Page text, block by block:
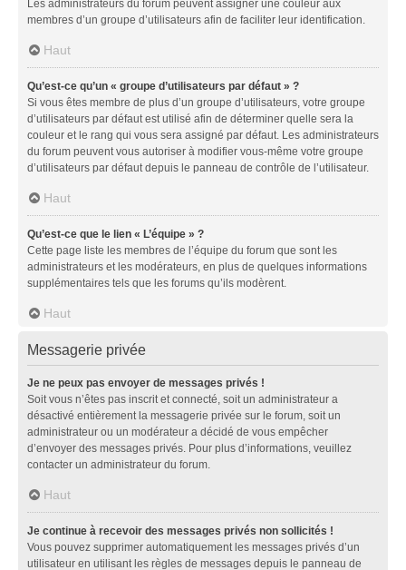
Les administrateurs du forum peuvent assigner une couleur aux
membres d’un groupe d’utilisateurs afin de faciliter leur identification.
Haut
Qu’est-ce qu’un « groupe d’utilisateurs par défaut » ?
Si vous êtes membre de plus d’un groupe d’utilisateurs, votre groupe
d’utilisateurs par défaut est utilisé afin de déterminer quelle sera la
couleur et le rang qui vous sera assigné par défaut. Les administrateurs
du forum peuvent vous autoriser à modifier vous-même votre groupe
d’utilisateurs par défaut depuis le panneau de contrôle de l’utilisateur.
Haut
Qu’est-ce que le lien « L’équipe » ?
Cette page liste les membres de l’équipe du forum que sont les
administrateurs et les modérateurs, en plus de quelques informations
supplémentaires tels que les forums qu’ils modèrent.
Haut
Messagerie privée
Je ne peux pas envoyer de messages privés !
Soit vous n’êtes pas inscrit et connecté, soit un administrateur a
désactivé entièrement la messagerie privée sur le forum, soit un
administrateur ou un modérateur a décidé de vous empêcher
d’envoyer des messages privés. Pour plus d’informations, veuillez
contacter un administrateur du forum.
Haut
Je continue à recevoir des messages privés non sollicités !
Vous pouvez supprimer automatiquement les messages privés d’un
utilisateur en utilisant les règles de messages depuis le panneau de